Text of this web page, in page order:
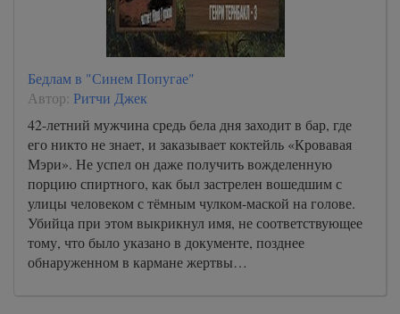
Бедлам в "Синем Попугае"
Автор: Ритчи Джек
42-летний мужчина средь бела дня заходит в бар, где
его никто не знает, и заказывает коктейль «Кровавая
Мэри». Не успел он даже получить вожделенную
порцию спиртного, как был застрелен вошедшим с
улицы человеком с тёмным чулком-маской на голове.
Убийца при этом выкрикнул имя, не соответствующее
тому, что было указано в документе, позднее
обнаруженном в кармане жертвы…